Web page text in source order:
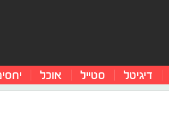
דיגיטל סטייל אוכל